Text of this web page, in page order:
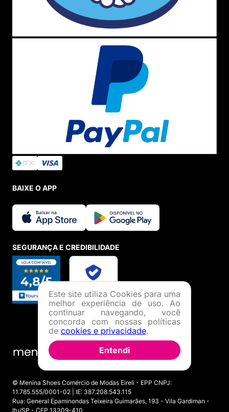
BAIXE O APP
SEGURANÇA E CREDIBILIDADE
© Menina Shoes Comércio de Modas Eireli - EPP CNPJ:
11.785.555/0001-02 | IE: 387.208.543.115
Rua: General Epaminondas Teixeira Guimarães, 193 - Vila Gardiman -
Itu/SP - CEP 13309-410
Este site utiliza Cookies para uma
melhor experiência de uso. Ao
continuar navegando, você
concorda com nossas políticas
de cookies e privacidade.
Entendi